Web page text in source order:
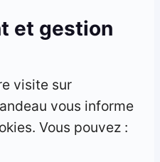
et gestion
visite sur
vous informe
Vous pouvez :